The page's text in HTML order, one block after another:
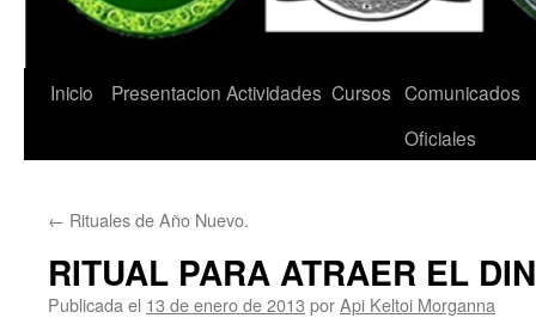
Saltar
Inicio Presentacion Actividades Cursos Comunicados
Oficiales
← Rituales de Año Nuevo.
RITUAL PARA ATRAER EL
Publicada el 13 de enero de 2013 porApi Keltoi Morganna